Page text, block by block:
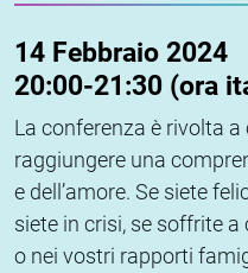
14 Febbraio 2024
20:00-21:30 (ora
La conferenza è rivolta
raggiungere una
e dell’amore. Se siete
siete in crisi, se soffrite a
o nei vostri rapporti